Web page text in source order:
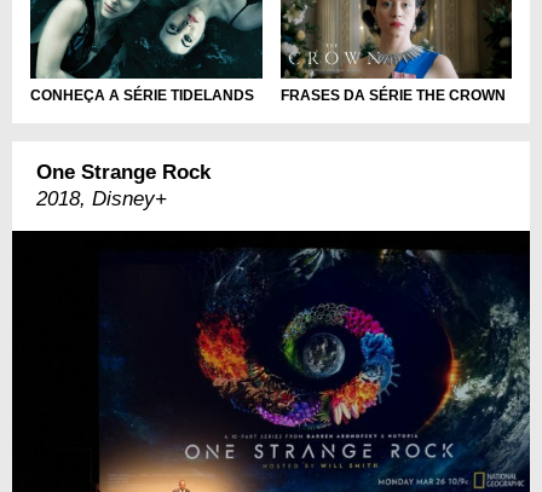
CONHEÇA A SÉRIE TIDELANDS FRASES DA SÉRIE THE CROWN
One Strange Rock
2018, Disney+